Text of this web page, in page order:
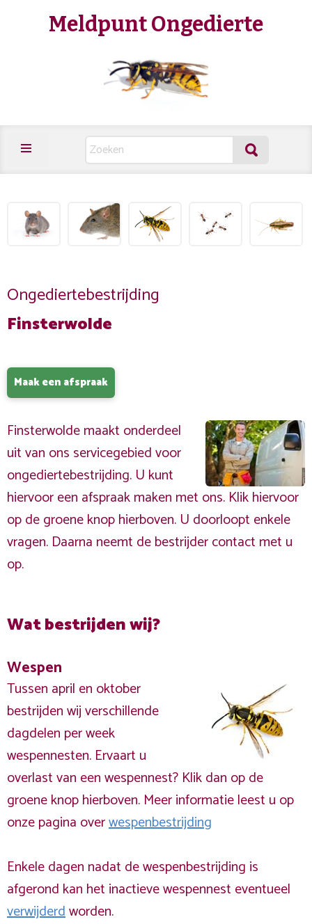
Meldpunt Ongedierte
Ongediertebestrijding
Finsterwolde
Maak een afspraak
Finsterwolde maakt onderdeel
uit van ons servicegebied voor
ongediertebestrijding. U kunt
hiervoor een afspraak maken met ons. Klik hiervoor
op de groene knop hierboven. U doorloopt enkele
vragen. Daarna neemt de bestrijder contact met u
op.
Wat bestrijden wij?
Wespen
Tussen april en oktober
bestrijden wij verschillende
dagdelen per week
wespennesten. Ervaart u
overlast van een wespennest? Klik dan op de
groene knop hierboven. Meer informatie leest u op
onze pagina overwespenbestrijding
Enkele dagen nadat de wespenbestrijding is
afgerond kan het inactieve wespennest eventueel
verwijderdworden.